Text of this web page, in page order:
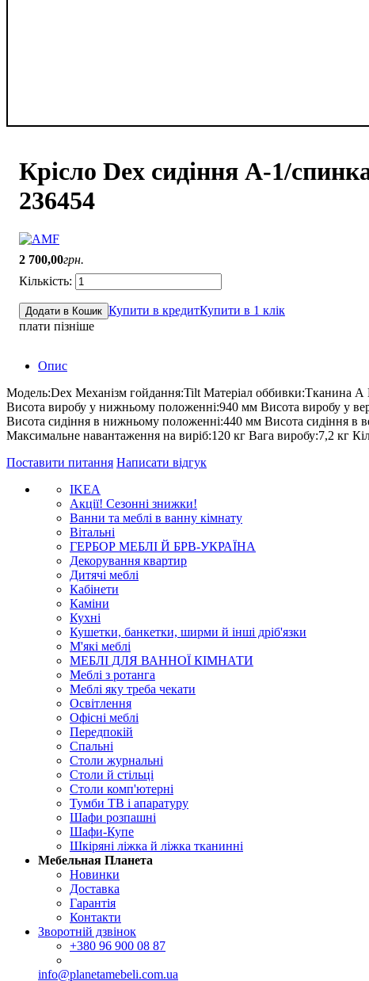
Крісло Dex сидіння А-1/
236454
2 700,00грн.
Додати в Кошик Купити в кредитКупити в 1 клік
плати пізніше
Опис
Модель:Dex Механізм гойдання:Tilt Матеріал оббивки:Тканина А
Висота виробу у нижньому положенні:940 мм Висота виробу у
Висота сидіння в нижньому положенні:440 мм Висота сидіння в
Максимальне навантаження на виріб:120 кг Вага виробу:7,2 кг
Поставити питання Написати відгук
IKEA
Акції! Сезонні знижки!
Ванни та меблі в ванну кімнату
Вітальні
ГЕРБОР МЕБЛІ Й БРВ-УКРАЇНА
Декорування квартир
Дитячі меблі
Кабінети
Каміни
Кухні
Кушетки, банкетки, ширми й інші дріб'язки
М'які меблі
МЕБЛІ ДЛЯ ВАННОЇ КІМНАТИ
Меблі з ротанга
Меблі яку треба чекати
Освітлення
Офісні меблі
Передпокій
Спальні
Столи журнальні
Столи й стільці
Столи комп'ютерні
Тумби ТВ і апаратуру
Шафи розпашні
Шафи-Купе
Шкіряні ліжка й ліжка тканинні
Мебельная Планета
Новинки
Доставка
Гарантія
Контакти
Зворотній дзвінок
+380 96 900 08 87
info@planetamebeli.com.ua